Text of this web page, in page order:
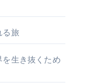
る旅
生き抜くため